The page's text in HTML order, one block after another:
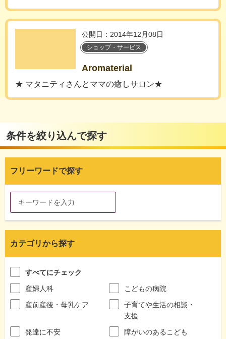
公開日：2014年12月08日
ショップ・サービス
Aromaterial
★ マタニティさんとママの癒しサロン★
条件を絞り込んで探す
フリーワードで探す
カテゴリから探す
すべてにチェック
産婦人科
こどもの病院
産前産後・母乳ケア
子育てや生活の相談・
支援
発達に不安
障がいのあるこども